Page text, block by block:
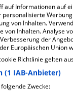
Klinik sind
via
auf Informationen auf
von Inhalten.
von Inhalten. Analyse
der
Europäischen Union
Richtlinie gelten
(1 IAB-Anbieter)
Zwecke: